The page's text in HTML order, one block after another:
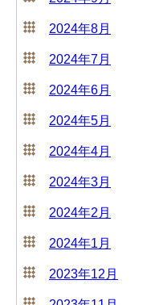
2024年8月
2024年7月
2024年6月
2024年5月
2024年4月
2024年3月
2024年2月
2024年1月
2023年12月